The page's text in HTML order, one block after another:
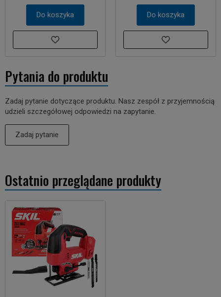
Do koszyka Do koszyka
Pytania do produktu
Zadaj pytanie dotyczące produktu. Nasz zespół z przyjemnością
udzieli szczegółowej odpowiedzi na zapytanie.
Zadaj pytanie
Ostatnio przeglądane produkty